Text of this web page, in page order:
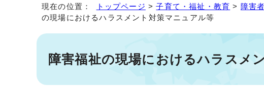
現在の位置： トップページ >子育て・福祉・教育 > 障害
の現場におけるハラスメント対策マニュアル等
障害福祉の現場におけるハラスメ